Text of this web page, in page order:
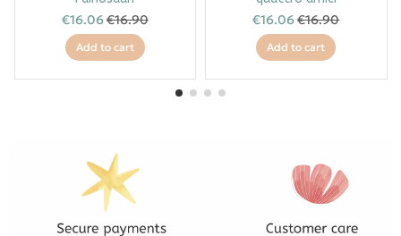
€16.06€16.90
Add to cart
€16.06€16.90
Add to cart